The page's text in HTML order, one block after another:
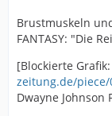
Brustmuskeln
FANTASY: "Die
[Blockierte Grafik:
zeitung.de/
Dwayne Johnson